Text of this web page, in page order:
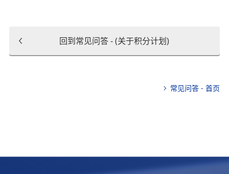
回到常见问答 - (关于积分计划)
常见问答 - 首页